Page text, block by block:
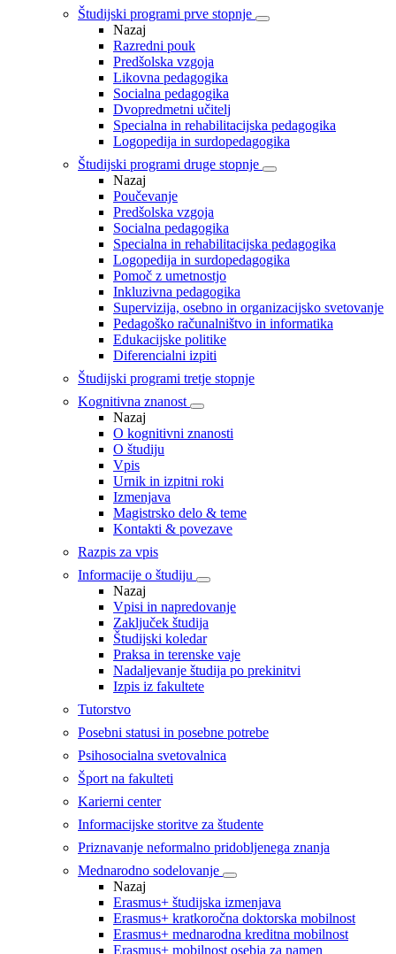
Študijski programi prve stopnje
Nazaj
Razredni pouk
Predšolska vzgoja
Likovna pedagogika
Socialna pedagogika
Dvopredmetni učitelj
Specialna in rehabilitacijska pedagogika
Logopedija in surdopedagogika
Študijski programi druge stopnje
Nazaj
Poučevanje
Predšolska vzgoja
Socialna pedagogika
Specialna in rehabilitacijska pedagogika
Logopedija in surdopedagogika
Pomoč z umetnostjo
Inkluzivna pedagogika
Supervizija, osebno in organizacijsko svetovanje
Pedagoško računalništvo in informatika
Edukacijske politike
Diferencialni izpiti
Študijski programi tretje stopnje
Kognitivna znanost
Nazaj
O kognitivni znanosti
O študiju
Vpis
Urnik in izpitni roki
Izmenjava
Magistrsko delo & teme
Kontakti & povezave
Razpis za vpis
Informacije o študiju
Nazaj
Vpisi in napredovanje
Zaključek študija
Študijski koledar
Praksa in terenske vaje
Nadaljevanje študija po prekinitvi
Izpis iz fakultete
Tutorstvo
Posebni statusi in posebne potrebe
Psihosocialna svetovalnica
Šport na fakulteti
Karierni center
Informacijske storitve za študente
Priznavanje neformalno pridobljenega znanja
Mednarodno sodelovanje
Nazaj
Erasmus+ študijska izmenjava
Erasmus+ kratkoročna doktorska mobilnost
Erasmus+ mednarodna kreditna mobilnost
Erasmus+ mobilnost osebja za namen